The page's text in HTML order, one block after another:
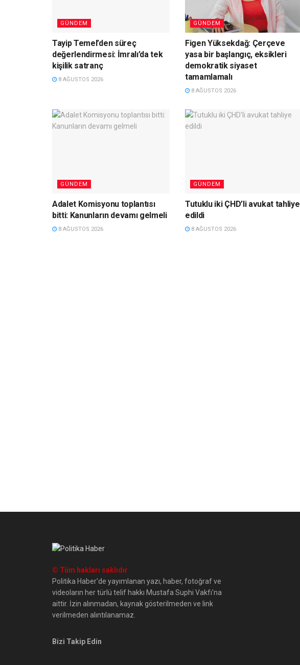
GÜNDEM
Tayip Temel’den süreç
değerlendirmesi: İmralı’da tek
kişilik satranç
8 AĞUSTOS 2026
GÜNDEM
Figen Yüksekdağ: Çerçeve
yasa bir başlangıç, eksikleri
demokratik siyaset
tamamlamalı
8 AĞUSTOS 2026
GÜNDEM
Adalet Komisyonu toplantısı
bitti: Kanunların devamı gelmeli
8 AĞUSTOS 2026
GÜNDEM
Tutuklu iki ÇHD’li avukat tahliye
edildi
8 AĞUSTOS 2026
© Tüm hakları saklıdır
Politika Haber'de yayımlanan yazı, haber, fotoğraf ve
videoların her türlü telif hakkı Mustafa Suphi Vakfı'na
aittir. İzin alınmadan, kaynak gösterilmeden ve link
verilmeden alıntılanamaz.
Bizi Takip Edin